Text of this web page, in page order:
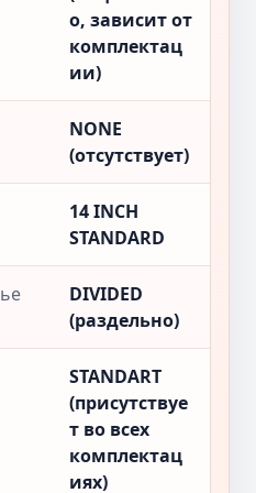
о, зависит от
комплектац
ии)
NONE
(отсутствует)
14 INCH
STANDARD
DIVIDED
(раздельно)
STANDART
(присутствуе
т во всех
комплектац
иях)